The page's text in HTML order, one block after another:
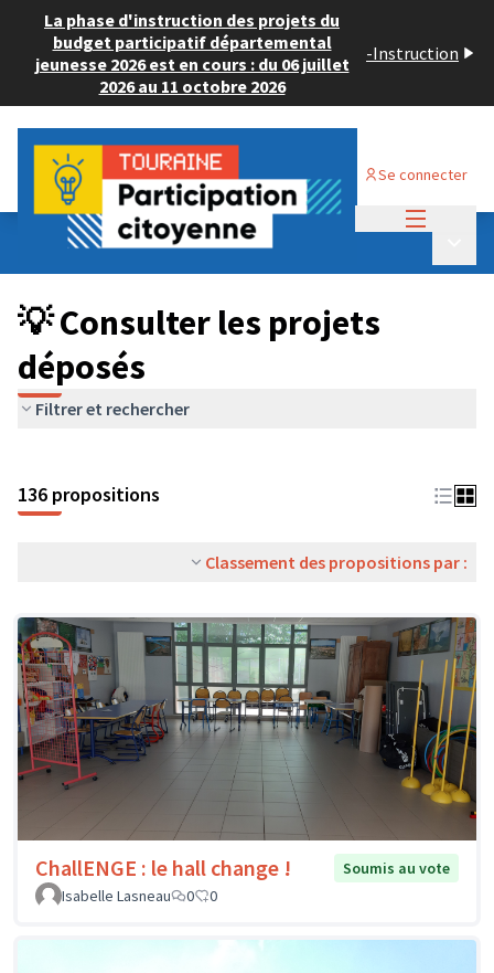
La phase d'instruction des projets du
budget participatif départemental
jeunesse 2026 est en cours : du 06 juillet
2026 au 11 octobre 2026
-Instruction
Se connecter
Budget Participatif JEUNESSE 2024
💡 Consulter les projets déposés
💡 Consulter les projets
déposés
Filtrer et rechercher
136 propositions
Classement des propositions par :
ChallENGE : le hall change !
Soumis au vote
Isabelle Lasneau
0 0